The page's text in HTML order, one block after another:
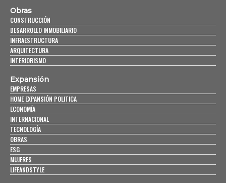
Obras
CONSTRUCCIÓN
DESARROLLO INMOBILIARIO
INFRAESTRUCTURA
ARQUITECTURA
INTERIORISMO
Expansión
EMPRESAS
HOME EXPANSIÓN POLITICA
ECONOMÍA
INTERNACIONAL
TECNOLOGÍA
OBRAS
ESG
MUJERES
LIFEANDSTYLE